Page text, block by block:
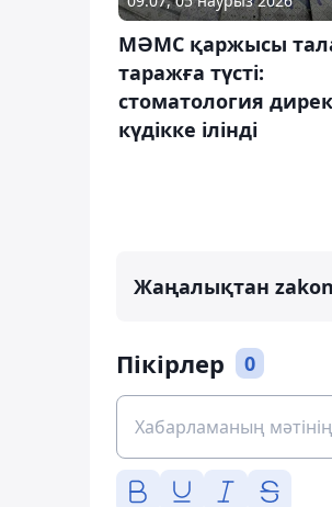
МӘМС қаржысы
таражға түсті:
стоматология
күдікке ілінді
Жаңалықтан
Пікірлер 0